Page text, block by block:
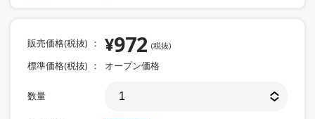
販売価格(税抜) ¥972 (税抜)
標準価格(税抜) オープン価格
数量